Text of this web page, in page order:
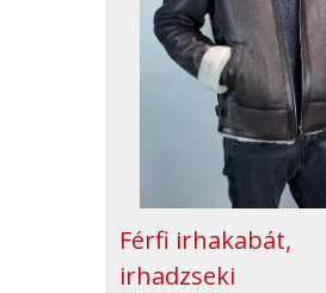
Férfi irhakabát,
irhadzseki